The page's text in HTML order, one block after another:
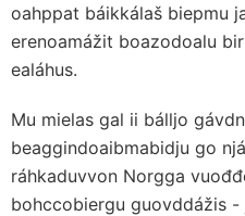
oahppat báikkálaš biepmu
erenoamážit boazodoalu
ealáhus.
Mu mielas gal ii bálljo
beaggindoaibmabidju go
ráhkaduvvon Norgga
bohccobiergu guovddážis